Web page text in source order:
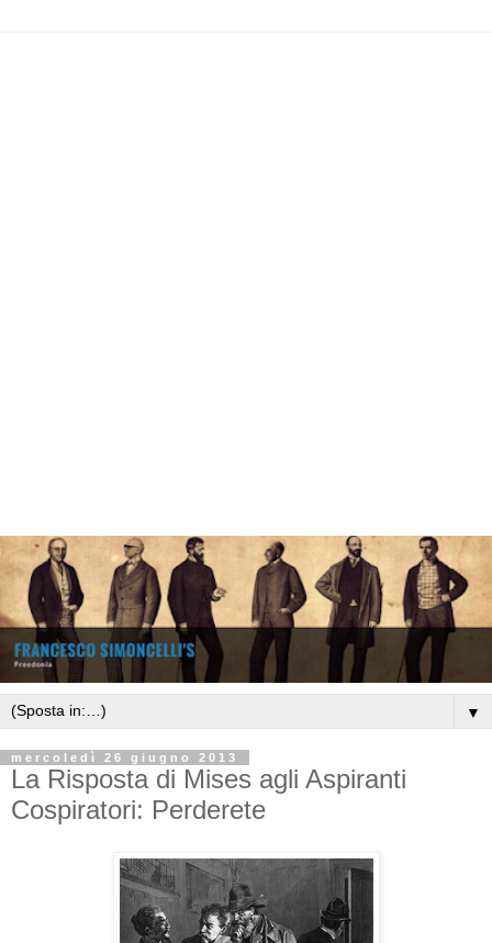
▼
mercoledì 26 giugno 2013
La Risposta di Mises agli Aspiranti
Cospiratori: Perderete